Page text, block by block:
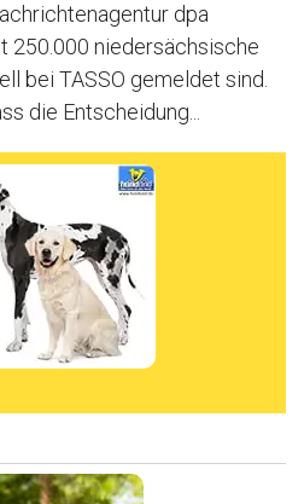
dpa
250.000 niedersächsische
bei TASSO gemeldet sind.
die Entscheidung...